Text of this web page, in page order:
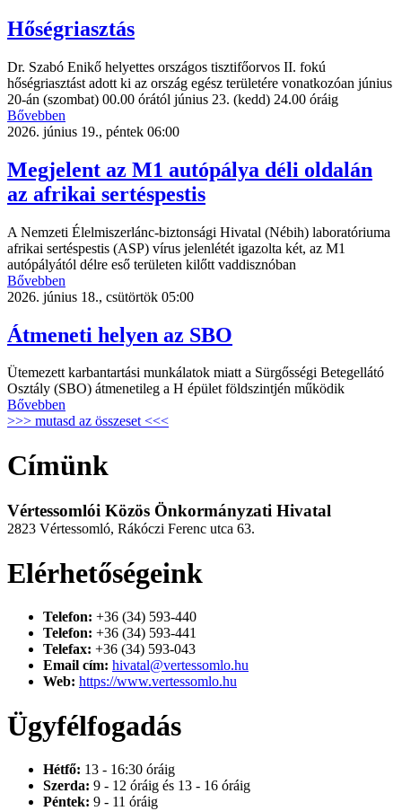
Hőségriasztás
Dr. Szabó Enikő helyettes országos tisztifőorvos II. fokú
hőségriasztást adott ki az ország egész területére vonatkozóan június
20-án (szombat) 00.00 órától június 23. (kedd) 24.00 óráig
Bővebben
2026. június 19., péntek 06:00
Megjelent az M1 autópálya déli oldalán
az afrikai sertéspestis
A Nemzeti Élelmiszerlánc-biztonsági Hivatal (Nébih) laboratóriuma
afrikai sertéspestis (ASP) vírus jelenlétét igazolta két, az M1
autópályától délre eső területen kilőtt vaddisznóban
Bővebben
2026. június 18., csütörtök 05:00
Átmeneti helyen az SBO
Ütemezett karbantartási munkálatok miatt a Sürgősségi Betegellátó
Osztály (SBO) átmenetileg a H épület földszintjén működik
Bővebben
>>> mutasd az összeset <<<
Címünk
Vértessomlói Közös Önkormányzati Hivatal
2823 Vértessomló, Rákóczi Ferenc utca 63.
Elérhetőségeink
Telefon: +36 (34) 593-440
Telefon: +36 (34) 593-441
Telefax: +36 (34) 593-043
Email cím: hivatal@vertessomlo.hu
Web: https://www.vertessomlo.hu
Ügyfélfogadás
Hétfő: 13 - 16:30 óráig
Szerda: 9 - 12 óráig és 13 - 16 óráig
Péntek: 9 - 11 óráig